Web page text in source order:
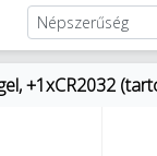
+1xCR2032